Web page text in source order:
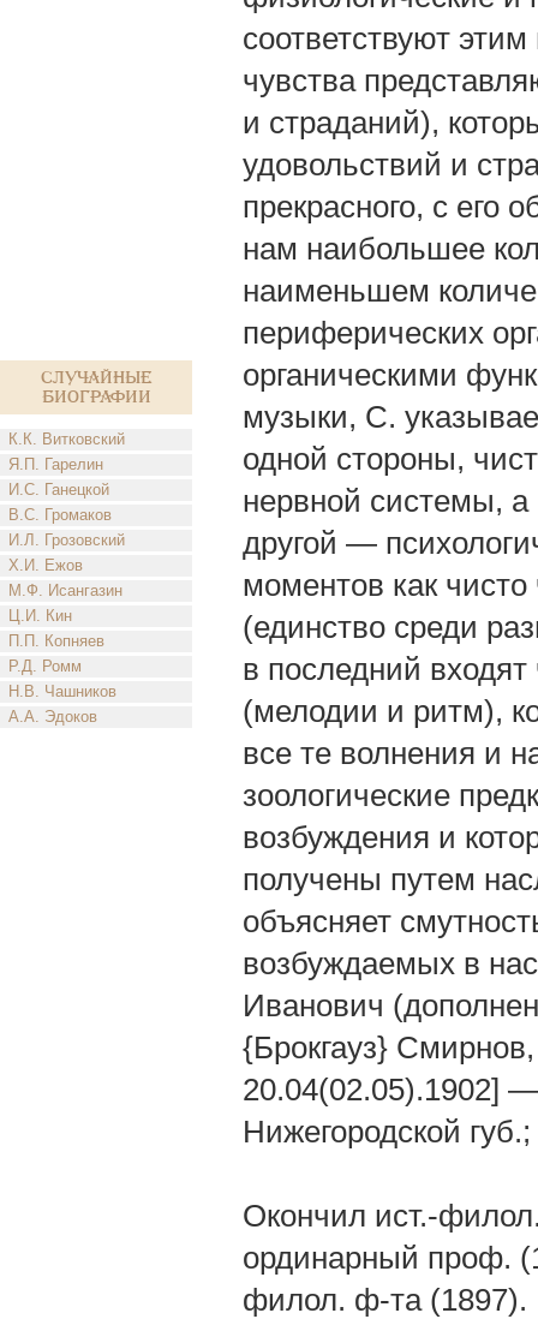
Случайные
биографии
К.К. Витковский
Я.П. Гарелин
И.С. Ганецкой
В.С. Громаков
И.Л. Грозовский
Х.И. Ежов
М.Ф. Исангазин
Ц.И. Кин
П.П. Копняев
Р.Д. Ромм
Н.В. Чашников
А.А. Эдоков
соответствуют
чувства
и страданий),
удовольствий и
прекрасного, с его
нам наибольшее
наименьшем
периферических
органическими
музыки, С.
одной стороны,
нервной системы, а
другой —
моментов как чисто
(единство среди
в последний
(мелодии и ритм),
все те волнения и
зоологические
возбуждения и
получены путем
объясняет
возбуждаемых в
Иванович
{Брокгауз}
20.04(02.05).1902]
Нижегородской
Окончил ист.-
ординарный проф.
филол. ф-та (1897).